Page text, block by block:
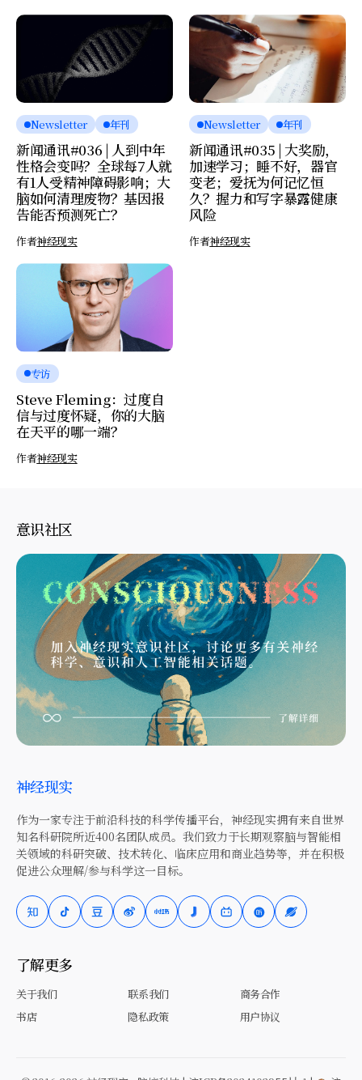
Newsletter 年刊
新闻通讯#036 | 人到中年
性格会变吗？全球每7人就
有1人受精神障碍影响；大
脑如何清理废物？基因报
告能否预测死亡？
作者神经现实
Newsletter 年刊
新闻通讯#035 | 大奖励，
加速学习；睡不好，器官
变老；爱抚为何记忆恒
久？握力和写字暴露健康
风险
作者神经现实
专访
Steve Fleming：过度自
信与过度怀疑，你的大脑
在天平的哪一端？
作者神经现实
意识社区
神经现实
作为一家专注于前沿科技的科学传播平台，神经现实拥有来自世界
知名科研院所近400名团队成员。我们致力于长期观察脑与智能相
关领域的科研突破、技术转化、临床应用和商业趋势等，并在积极
促进公众理解/参与科学这一目标。
了解更多
关于我们 联系我们
商务合作
书店
隐私政策 用户协议